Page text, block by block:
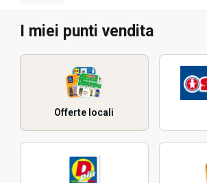
I miei punti vendita
Offerte locali